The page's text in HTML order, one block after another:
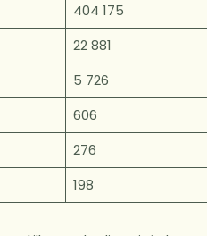
404 175
22 881
5 726
606
276
198